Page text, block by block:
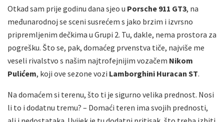
Otkad sam prije godinu dana sjeo u Porsche 911 GT3, na
međunarodnoj se sceni susrećem s jako brzim i izvrsno
pripremljenim dečkima u Grupi 2. Tu, dakle, nema prostora za
pogrešku. Što se, pak, domaćeg prvenstva tiče, najviše me
veseli rivalstvo s našim najtrofejnijim vozačem Nikom
Pulićem, koji ove sezone vozi Lamborghini Huracan ST.
Na domaćem si terenu, što ti je sigurno velika prednost. Nosi
li to i dodatnu tremu? – Domaći teren ima svojih prednosti,